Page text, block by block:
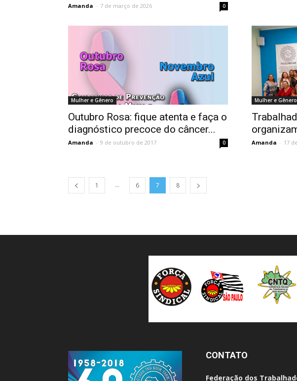
Amanda - 7 de março de 2026 0
Mulher e Gênero
Outubro Rosa: fique atenta e faça o
diagnóstico precoce do câncer...
Amanda - 9 de outubro de 2017 0
Mulher e Gênero
Amanda - 17
1 ... 6 7 8
CONTATO
Federação dos